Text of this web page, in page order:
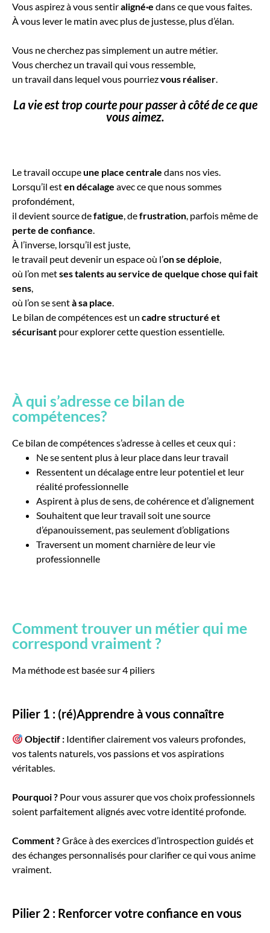
Vous aspirez à vous sentiraligné·e dans ce que vous faites.
À vous lever le matin avec plus de justesse, plus d’élan.
Vous ne cherchez pas simplement un autre métier.
Vous cherchez un travail qui vous ressemble,
un travail dans lequel vous pourriezvous réaliser.
La vie est trop courte pour passer à côté de ce que
vous aimez.
Le travail occupeune place centrale dans nos vies.
Lorsqu’il esten décalage avec ce que nous sommes
profondément,
il devient source defatigue, defrustration, parfois même de
perte de confiance.
À l’inverse, lorsqu’il est juste,
le travail peut devenir un espace où l’on se déploie,
où l’on metses talents au service de quelque chose qui fait
sens,
où l’on se sentà sa place.
Le bilan de compétences est un cadre structuré et
sécurisant pour explorer cette question essentielle.
À qui s’adresse ce bilan de
compétences?
Ce bilan de compétences s’adresse à celles et ceux qui :
Ne se sentent plus à leur place dans leur travail
Ressentent un décalage entre leur potentiel et leur
réalité professionnelle
Aspirent à plus de sens, de cohérence et d’alignement
Souhaitent que leur travail soit une source
d’épanouissement, pas seulement d’obligations
Traversent un moment charnière de leur vie
professionnelle
Comment trouver un métier qui me
correspond vraiment ?
Ma méthode est basée sur 4 piliers
Pilier 1 : (ré)Apprendre à vous connaître
Objectif : Identifier clairement vos valeurs profondes,
vos talents naturels, vos passions et vos aspirations
véritables.
Pourquoi ? Pour vous assurer que vos choix professionnels
soient parfaitement alignés avec votre identité profonde.
Comment ?Grâce à des exercices d’introspection guidés et
des échanges personnalisés pour clarifier ce qui vous anime
vraiment.
Pilier 2 : Renforcer votre confiance en vous